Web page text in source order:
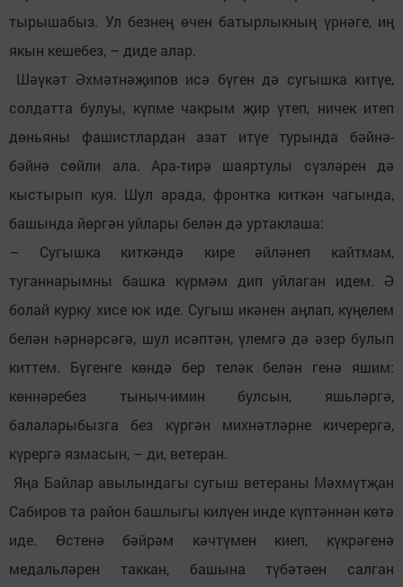
тырышабыз. Ул безнең өчен батырлыкның үрнәге, иң
якын кешебез, – диде алар.
Шәүкәт Әхмәтнәҗипов исә бүген дә сугышка китүе,
солдатта булуы, күпме чакрым җир үтеп, ничек итеп
дөньяны фашистлардан азат итүе турында бәйнә-
бәйнә сөйли ала. Ара-тирә шаяртулы сүзләрен дә
кыстырып куя. Шул арада, фронтка киткән чагында,
башында йөргән уйлары белән дә уртаклаша:
– Сугышка киткәндә кире әйләнеп кайтмам,
туганнарымны башка күрмәм дип уйлаган идем. Ә
болай курку хисе юк иде. Сугыш икәнен аңлап, күңелем
белән һәрнәрсәгә, шул исәптән, үлемгә дә әзер булып
киттем. Бүгенге көндә бер теләк белән генә яшим:
көннәребез тыныч-имин булсын, яшьләргә,
балаларыбызга без күргән михнәтләрне кичерергә,
күрергә язмасын, – ди, ветеран.
Яңа Байлар авылындагы сугыш ветераны Мәхмүтҗан
Сабиров та район башлыгы килүен инде күптәннән көтә
иде. Өстенә бәйрәм кәчтүмен киеп, күкрәгенә
медальләрен таккан, башына түбәтәен салган